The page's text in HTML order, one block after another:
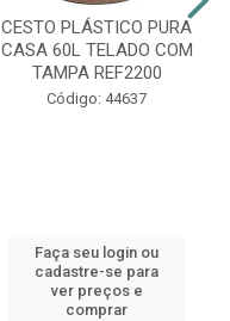
CESTO PLÁSTICO PURA
CASA 60L TELADO COM
TAMPA REF2200
Código: 44637
Faça seu login ou
cadastre-se para
ver preços e
comprar